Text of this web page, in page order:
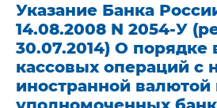
Указание Банка
14.08.2008 N 2054-У
30.07.2014) О порядке
кассовых операций с
иностранной валютой